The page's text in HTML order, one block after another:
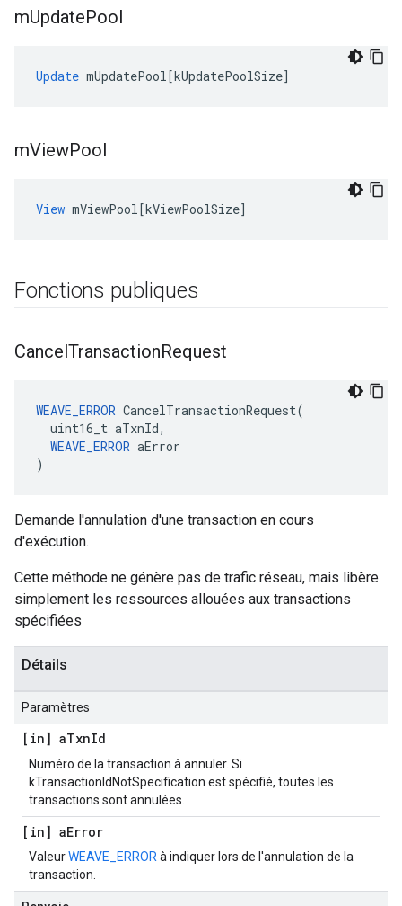
mUpdatePool
Update mUpdatePool[kUpdatePoolSize]
mViewPool
View mViewPool[kViewPoolSize]
Fonctions publiques
CancelTransactionRequest
WEAVE_ERROR CancelTransactionRequest(
  uint16_t aTxnId,
WEAVE_ERROR aError
)
Demande l'annulation d'une transaction en cours
d'exécution.
Cette méthode ne génère pas de trafic réseau, mais libère
simplement les ressources allouées aux transactions
spécifiées
Détails
Paramètres
[in] aTxnId
Numéro de la transaction à annuler. Si
kTransactionIdNotSpecification est spécifié, toutes les
transactions sont annulées.
[in] aError
ValeurWEAVE_ERROR à indiquer lors de l'annulation de la
transaction.